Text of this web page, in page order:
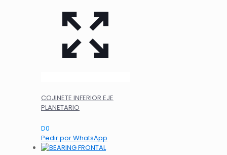
COJINETE INFERIOR EJE
PLANETARIO
D0
Pedir por WhatsApp